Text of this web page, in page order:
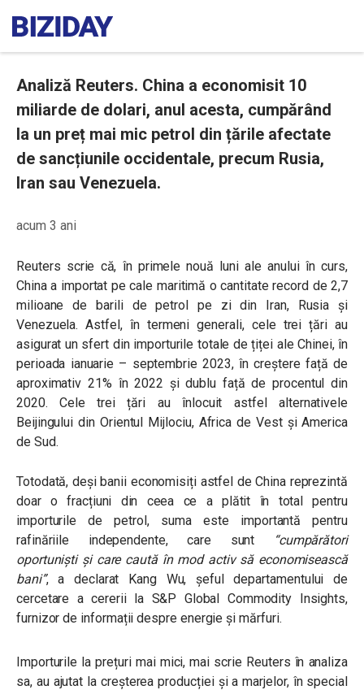
Analiză Reuters. China a economisit 10
miliarde de dolari, anul acesta, cumpărând
la un preț mai mic petrol din țările afectate
de sancțiunile occidentale, precum Rusia,
Iran sau Venezuela.
acum 3 ani
Reuters scrie că, în primele nouă luni ale anului în curs,
China a importat pe cale maritimă o cantitate record de 2,7
milioane de barili de petrol pe zi din Iran, Rusia și
Venezuela. Astfel, în termeni generali, cele trei țări au
asigurat un sfert din importurile totale de țiței ale Chinei, în
perioada ianuarie – septembrie 2023, în creștere față de
aproximativ 21% în 2022 și dublu față de procentul din
2020. Cele trei țări au înlocuit astfel alternativele
Beijingului din Orientul Mijlociu, Africa de Vest și America
de Sud.
Totodată, deși banii economisiți astfel de China reprezintă
doar o fracțiuni din ceea ce a plătit în total pentru
importurile de petrol, suma este importantă pentru
rafinăriile independente, care sunt
“cumpărători
oportuniști și care caută în mod activ să economisească
bani”, a declarat Kang Wu, șeful departamentului de
cercetare a cererii la S&P Global Commodity Insights,
furnizor de informații despre energie și mărfuri.
Importurile la prețuri mai mici, mai scrie Reuters în analiza
sa, au ajutat la creșterea producției și a marjelor, în special